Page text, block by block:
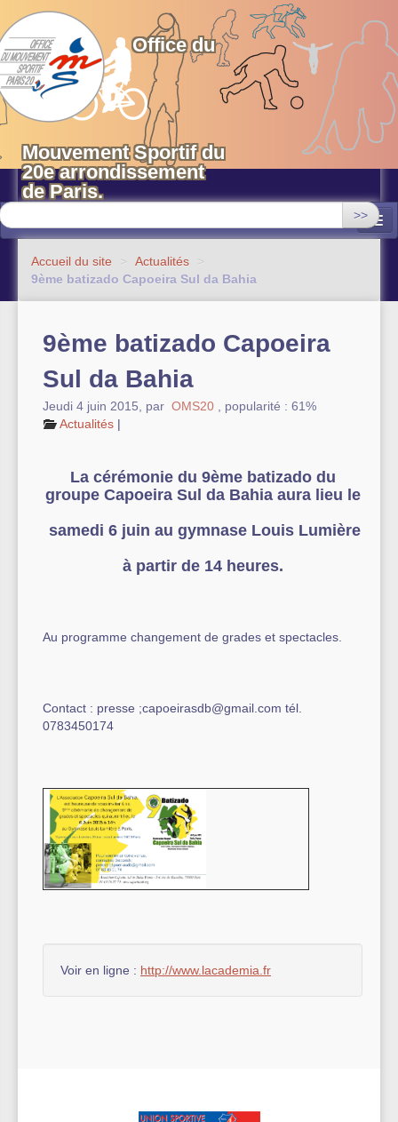
OMS 20 Paris
Office du
Mouvement Sportif du
20e arrondissement
de Paris.
>>
Equipements sportifs municipaux
Evénements
Actualités
Autre équipement sportif
Accueil du site > Actualités
>
9ème batizado Capoeira Sul da Bahia
9ème batizado Capoeira
Sul da Bahia
Jeudi 4 juin 2015 par OMS20
popularité : 61%
Actualités |
La cérémonie du 9ème batizado du
groupe Capoeira Sul da Bahia aura lieu le
samedi 6 juin au gymnase Louis Lumière
à partir de 14 heures.
Au programme changement de grades et spectacles.
Contact : presse ;capoeirasdb@gmail.com tél.
0783450174
Voir en ligne : http://www.lacademia.fr